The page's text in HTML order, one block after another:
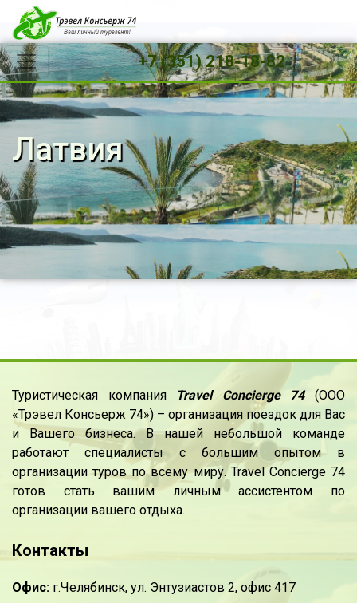
+7 (351) 218-18-82
Латвия
Туристическая компания Travel Concierge 74(ООО
«Трэвел Консьерж 74») – организация поездок для Вас
и Вашего бизнеса. В нашей небольшой команде
работают специалисты с большим опытом в
организации туров по всему миру. Travel Concierge 74
готов стать вашим личным ассистентом по
организации вашего отдыха.
Контакты
Офис: г.Челябинск, ул. Энтузиастов 2, офис 417